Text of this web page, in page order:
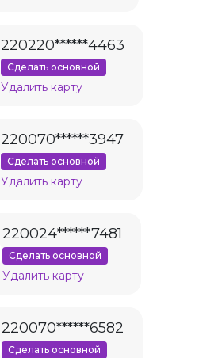
220220******4463
Сделать основной
Удалить карту
220070******3947
Сделать основной
Удалить карту
220024******7481
Сделать основной
Удалить карту
220070******6582
Сделать основной